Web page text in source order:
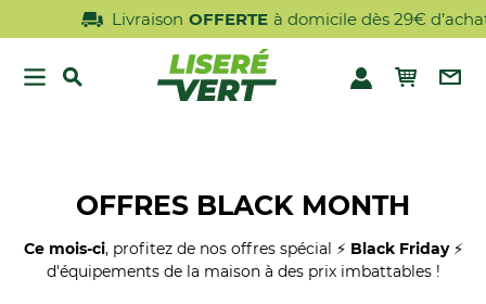
Livraison OFFERTE à domicile dès 29€ d’achat
OFFRES BLACK MONTH
Ce mois-ci, profitez de nos offres spécial ⚡ Black Friday⚡
d'équipements de la maison à des prix imbattables !